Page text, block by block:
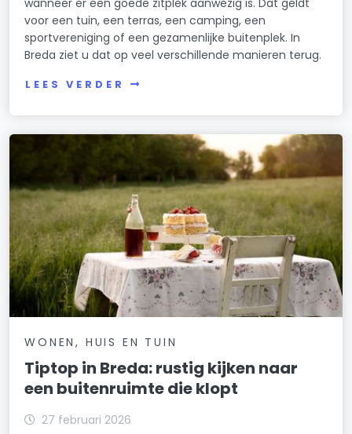
voor een tuin, een terras, een camping, een
sportvereniging of een gezamenlijke buitenplek. In
Breda ziet u dat op veel verschillende manieren terug.
LEES VERDER
WONEN, HUIS EN TUIN
Tiptop in Breda: rustig kijken naar
een buitenruimte die klopt
27 februari 2026